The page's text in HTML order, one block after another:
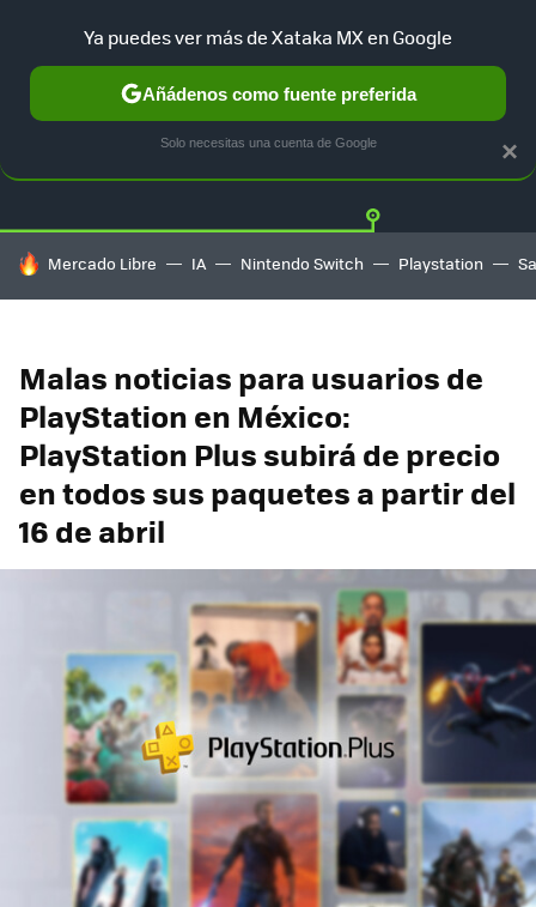
Twitter
HOY SE HABLA DE
Mercado Libre IA Nintendo Switch Playstation
Malas noticias para usuarios de
PlayStation en México:
PlayStation Plus subirá de precio
en todos sus paquetes a partir del
16 de abril
×
Ya puedes ver más de Xataka MX en Google
Añádenos como fuente preferida
Solo necesitas una cuenta de Google